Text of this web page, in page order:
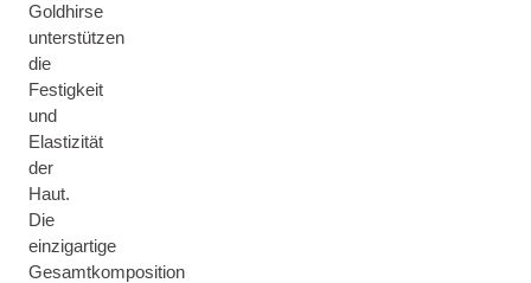
Goldhirse
unterstützen
die
Festigkeit
und
Elastizität
der
Haut.
Die
einzigartige
Gesamtkomposition